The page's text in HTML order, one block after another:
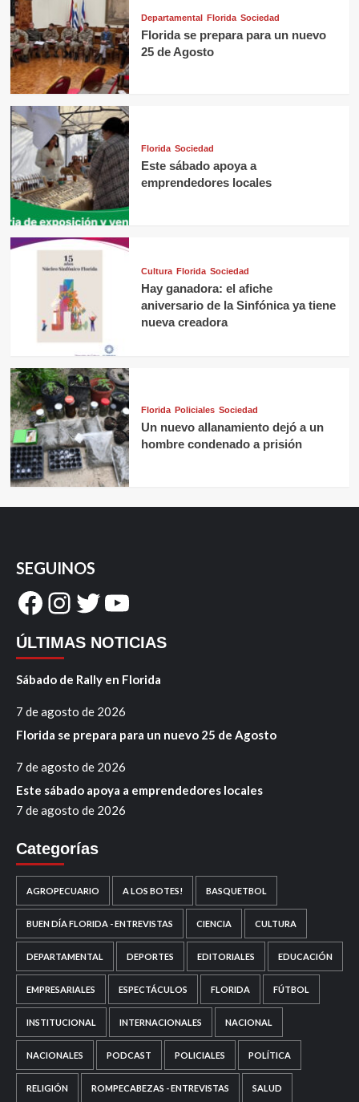
Departamental Florida Sociedad
Florida se prepara para un nuevo
25 de Agosto
Florida Sociedad
Este sábado apoya a
emprendedores locales
Cultura Florida Sociedad
Hay ganadora: el afiche
aniversario de la Sinfónica ya tiene
nueva creadora
Florida Policiales Sociedad
Un nuevo allanamiento dejó a un
hombre condenado a prisión
SEGUINOS
Facebook
Instagram
Twitter
YouTube
ÚLTIMAS NOTICIAS
Sábado de Rally en Florida
7 de agosto de 2026
Florida se prepara para un nuevo 25 de Agosto
7 de agosto de 2026
Este sábado apoya a emprendedores locales
7 de agosto de 2026
Categorías
AGROPECUARIO A LOS BOTES! BASQUETBOL
BUEN DÍA FLORIDA - ENTREVISTAS CIENCIA CULTURA
DEPARTAMENTAL DEPORTES EDITORIALES EDUCACIÓN
EMPRESARIALES ESPECTÁCULOS FLORIDA FÚTBOL
INSTITUCIONAL INTERNACIONALES NACIONAL
NACIONALES PODCAST POLICIALES POLÍTICA
RELIGIÓN ROMPECABEZAS - ENTREVISTAS SALUD